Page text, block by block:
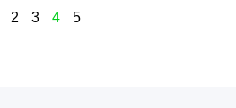
2 3 4 5